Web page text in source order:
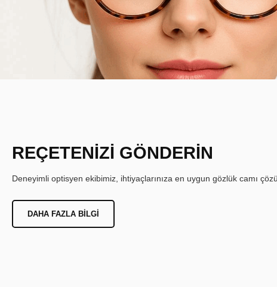
REÇETENİZİ GÖNDERİN
Deneyimli optisyen ekibimiz, ihtiyaçlarınıza en uygun gözlük camı
DAHA FAZLA BILGI